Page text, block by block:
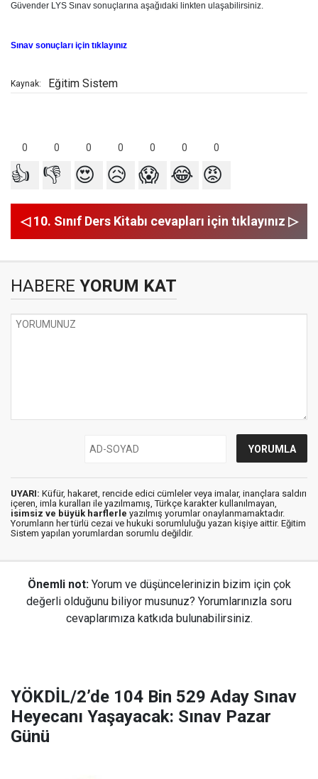
Güvender LYS Sınav sonuçlarına aşağıdaki linkten ulaşabilirsiniz.
Sınav sonuçları için tıklayınız
Kaynak: Eğitim Sistem
0 0 0 0 0 0 0
👍 👎 😍 😥 😱 😂 😡
◁ 10. Sınıf Ders Kitabı cevapları için tıklayınız ▷
HABERE YORUM KAT
UYARI: Küfür, hakaret, rencide edici cümleler veya imalar, inançlara saldırı
içeren, imla kuralları ile yazılmamış, Türkçe karakter kullanılmayan,
isimsiz ve büyük harflerle yazılmış yorumlar onaylanmamaktadır.
Yorumların her türlü cezai ve hukuki sorumluluğu yazan kişiye aittir. Eğitim
Sistem yapılan yorumlardan sorumlu değildir.
Önemli not: Yorum ve düşüncelerinizin bizim için çok
değerli olduğunu biliyor musunuz? Yorumlarınızla soru
cevaplarımıza katkıda bulunabilirsiniz.
YÖKDİL/2’de 104 Bin 529 Aday Sınav
Heyecanı Yaşayacak: Sınav Pazar
Günü